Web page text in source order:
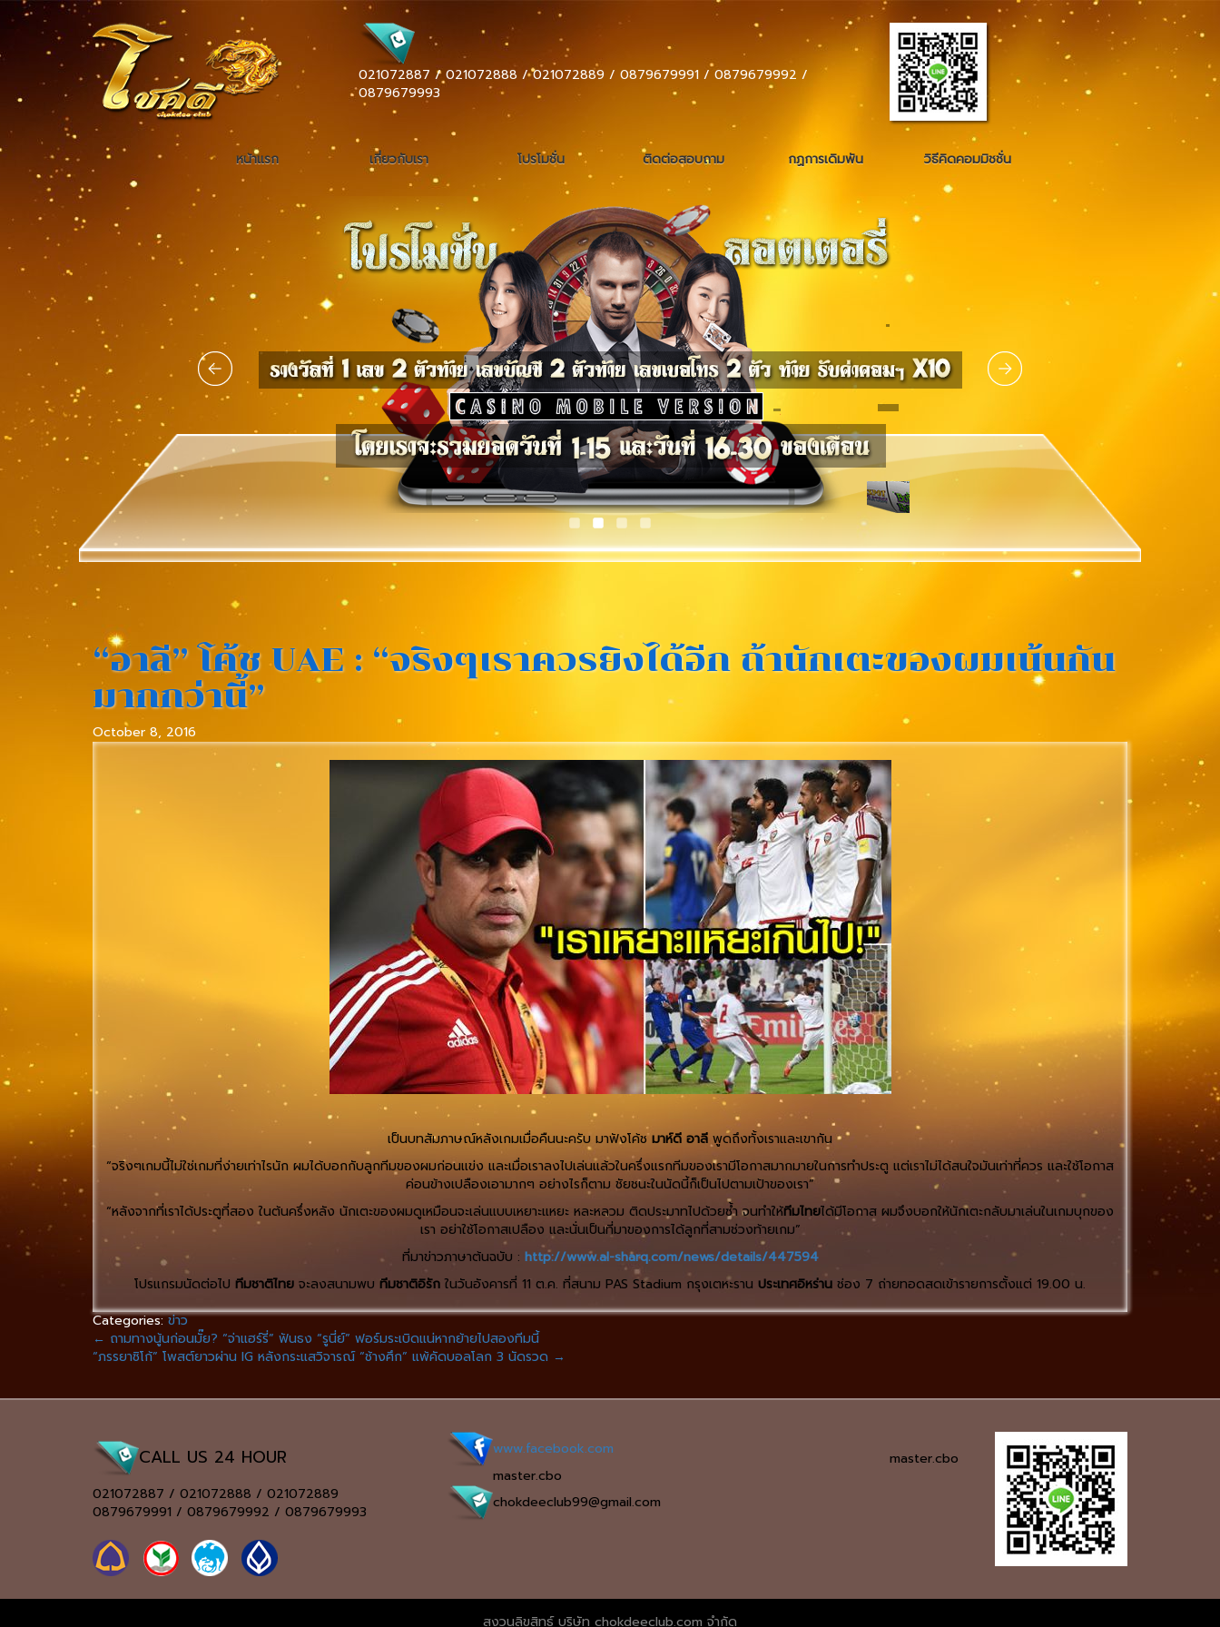
021072887 / 021072888 / 021072889 / 0879679991 / 0879679992 /
0879679993
หน้าแรก เกี่ยวกับเรา โปรโมชั่น ติดต่อสอบถาม กฏการเดิมพัน วิธีคิดคอมมิชชั่น
“อาลี” โค้ช UAE : “จริงๆเราควรยิงได้อีก ถ้านักเตะของผมเน้นกัน
มากกว่านี้”
October 8, 2016
เป็นบทสัมภาษณ์หลังเกมเมื่อคืนนะครับ มาฟังโค้ชมาห์ดี อาลี พูดถึงทั้งเราและเขากัน
“จริงๆเกมนี้ไม่ใช่เกมที่ง่ายเท่าไรนัก ผมได้บอกกับลูกทีมของผมก่อนเเข่ง และเมื่อเราลงไปเล่นแล้วในครึ่งแรกทีมของเรามีโอกาสมากมายในการทำประตู แต่เราไม่ได้สนใจมันเท่าที่ควร และใช้โอกาส
ค่อนข้างเปลืองเอามากๆ อย่างไรก็ตาม ชัยชนะในนัดนี้ก็เป็นไปตามเป้าของเรา”
“หลังจากที่เราได้ประตูที่สอง ในต้นครึ่งหลัง นักเตะของผมดูเหมือนจะเล่นแบบเหยาะแหยะ หละหลวม ติดประมาทไปด้วยซ้ำ จนทำให้ทีมไทยได้มีโอกาส ผมจึงบอกให้นักเตะกลับมาเล่นในเกมบุกของ
เรา อย่าใช้โอกาสเปลือง และนั่นเป็นที่มาของการได้ลูกที่สามช่วงท้ายเกม”
ที่มาข่าวภาษาต้นฉบับ : http://www.al-sharq.com/news/details/447594
โปรแกรมนัดต่อไป ทีมชาติไทย จะลงสนามพบ ทีมชาติอิรัก ในวันอังคารที่ 11 ต.ค. ที่สนาม PAS Stadium กรุงเตหะราน ประเทศอิหร่าน ช่อง 7 ถ่ายทอดสดเข้ารายการตั้งแต่ 19.00 น.
Categories:ข่าว
← ถามทางนู้นก่อนมั๊ย? “จ่าแฮร์รี่” ฟันธง “รูนี่ย์” ฟอร์มระเบิดแน่หากย้ายไปสองทีมนี้
“ภรรยาซิโก้” โพสต์ยาวผ่าน IG หลังกระแสวิจารณ์ “ช้างศึก” แพ้คัดบอลโลก 3 นัดรวด →
CALL US 24 HOUR
021072887 / 021072888 / 021072889
0879679991 / 0879679992 / 0879679993
www.facebook.com
master.cbo
chokdeeclub99@gmail.com
master.cbo
สงวนลิขสิทธ์ บริษัท chokdeeclub.com จำกัด